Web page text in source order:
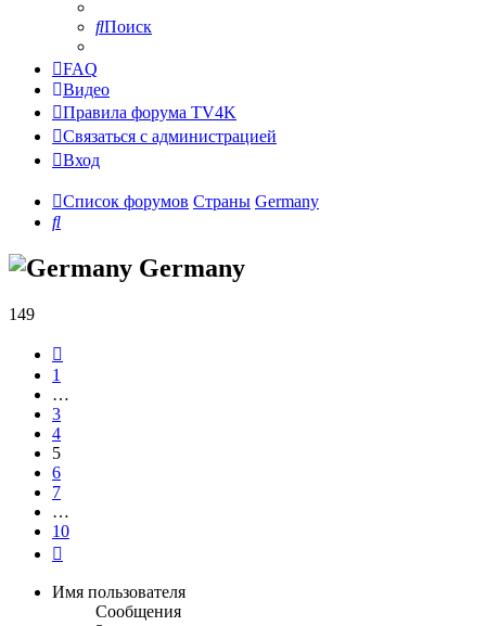
Поиск
FAQ
Видео
Правила форума TV4K
Связаться с администрацией
Вход
Список форумов Страны Germany
Поиск
Germany
149
1
…
3
4
5
6
7
…
10
Имя пользователя
Сообщения